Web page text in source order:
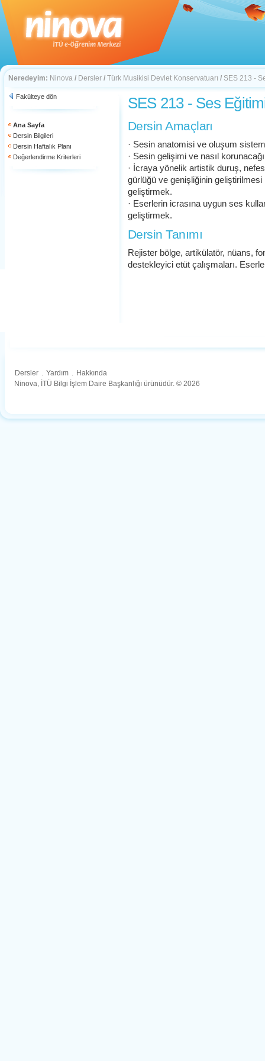
Neredeyim: Ninova / Dersler / Türk Musikisi Devlet Konservatuarı / SES 213 -
Fakülteye dön
Ana Sayfa
Dersin Bilgileri
Dersin Haftalık Planı
Değerlendirme Kriterleri
SES 213 - Ses
Dersin Amaçları
· Sesin anatomisi ve oluşum
· Sesin gelişimi ve nasıl
· İcraya yönelik artistik duruş,
gürlüğü ve genişliğinin
geliştirmek.
· Eserlerin icrasına uygun ses
geliştirmek.
Dersin Tanımı
Rejister bölge, artikülatör, nüans,
destekleyici etüt çalışmaları.
Dersler . Yardım . Hakkında
Ninova, İTÜ Bilgi İşlem Daire Başkanlığı ürünüdür. © 2026